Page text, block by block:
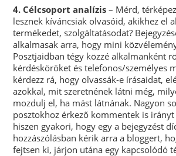
4. Célcsoport analízis – Mérd,
lesznek kíváncsiak olvasóid, akikhez el
termékedet, szolgáltatásodat?
alkalmasak arra, hogy mini
Posztjaidban tégy közzé alkalmanként
kérdésköröket és telefonos/személyes
kérdezz rá, hogy olvassák-e írásaidat,
azokkal, mit szeretnének látni még,
mozdulj el, ha mást látnának. Nagyon
posztokhoz érkező kommentek is
hiszen gyakori, hogy egy a bejegyzést
hozzászólásban kérik arra a bloggert,
fejtsen ki, járjon utána egy kapcsolódó